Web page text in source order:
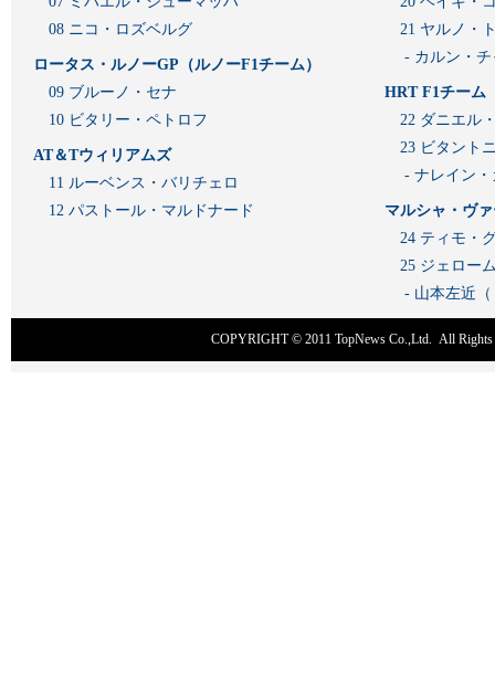
08 ニコ・ロズベルグ
ロータス・ルノーGP（ルノーF1チーム）
09 ブルーノ・セナ
10 ビタリー・ペトロフ
AT＆Tウィリアムズ
11 ルーベンス・バリチェロ
12 パストール・マルドナード
21 ヤルノ・
- カルン・
HRT F1チーム
22 ダニエル
23 ビタント
- ナレイン
マルシャ・ヴ
24 ティモ・
25 ジェロー
- 山本左近
COPYRIGHT © 2011 TopNews Co.,Ltd. All